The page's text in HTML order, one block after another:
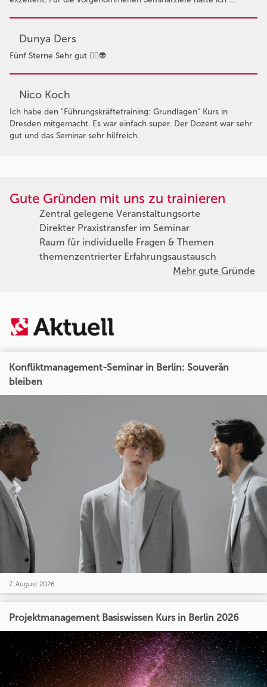
Dunya Ders
Fünf Sterne Sehr gut 👍🏻👽
Nico Koch
Ich habe den "Führungskräftetraining: Grundlagen" Kurs in
Dresden mitgemacht. Es war einfach super. Der Dozent war sehr
gut und das Seminar sehr hilfreich.
Gute Gründen mit uns zu trainieren
Zentral gelegene Veranstaltungsorte
Direkter Praxistransfer im Seminar
Raum für individuelle Fragen & Themen
themenzentrierter Erfahrungsaustausch
Mehr gute Gründe
Konfliktmanagement-Seminar in Berlin: Souverän
bleiben
7. August 2026
Projektmanagement Basiswissen Kurs in Berlin 2026